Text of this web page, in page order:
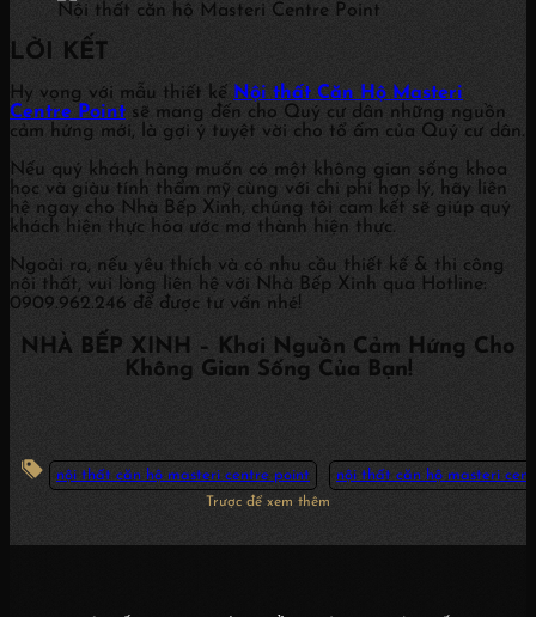
Nội thất căn hộ Masteri Centre Point
LỜI KẾT
Hy vọng với mẫu thiết kế Nội thất Căn Hộ Masteri
Centre Point sẽ mang đến cho Quý cư dân những nguồn
cảm hứng mới, là gợi ý tuyệt vời cho tổ ấm của Quý cư dân.
Nếu quý khách hàng muốn có một không gian sống khoa
học và giàu tính thẩm mỹ cùng với chi phí hợp lý, hãy liên
hệ ngay cho Nhà Bếp Xinh, chúng tôi cam kết sẽ giúp quý
khách hiện thực hóa ước mơ thành hiện thực.
Ngoài ra, nếu yêu thích và có nhu cầu thiết kế & thi công
nội thất, vui lòng liên hệ với Nhà Bếp Xinh qua Hotline:
0909.962.246 để được tư vấn nhé!
NHÀ BẾP XINH – Khơi Nguồn Cảm Hứng Cho
Không Gian Sống Của Bạn!
nội thất căn hộ masteri centre point nội thất căn hộ masteri
Trược để xem thêm